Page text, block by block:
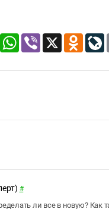
TelegramWhatsApp
Viber X
#
ли все в новую? Как